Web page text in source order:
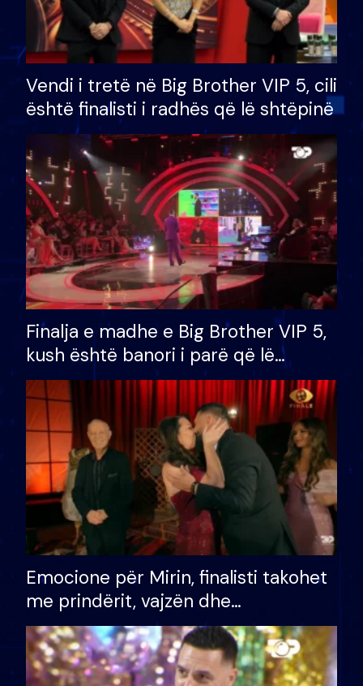
Vendi i tretë në Big Brother VIP 5, cili
është finalisti i radhës që lë shtëpinë
Finalja e madhe e Big Brother VIP 5,
kush është banori i parë që lë
shtëpinë dhe humb mundësinë për
të fituar çmimin e madh
Emocione për Mirin, finalisti takohet
me prindërit, vajzën dhe
bashkëshorten: S’kemi ndonjë letër
divorci apo jo?